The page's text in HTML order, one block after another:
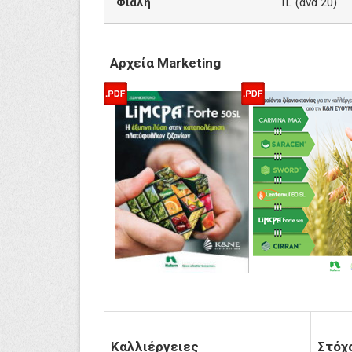
Αρχεία Marketing
Καλλιέργειες